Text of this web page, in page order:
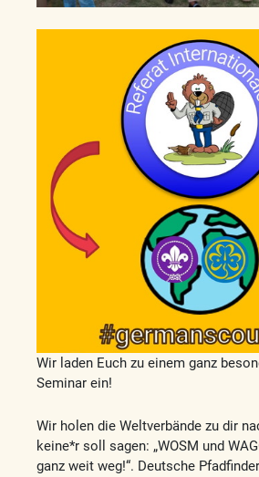
Wir laden Euch zu einem ganz
Seminar ein!
Wir holen die Weltverbände zu dir
keine*r soll sagen: „WOSM und
ganz weit weg!“. Deutsche